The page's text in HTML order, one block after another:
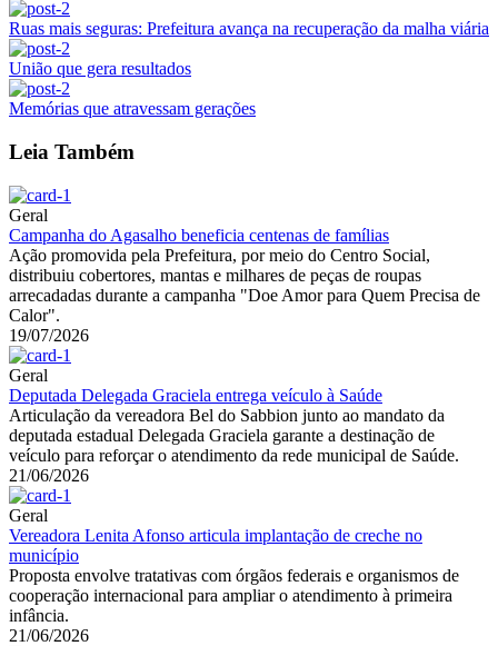
Ruas mais seguras: Prefeitura avança na recuperação da malha viária
União que gera resultados
Memórias que atravessam gerações
Leia Também
Geral
Campanha do Agasalho beneficia centenas de famílias
Ação promovida pela Prefeitura, por meio do Centro Social,
distribuiu cobertores, mantas e milhares de peças de roupas
arrecadadas durante a campanha "Doe Amor para Quem Precisa de
Calor".
19/07/2026
Geral
Deputada Delegada Graciela entrega veículo à Saúde
Articulação da vereadora Bel do Sabbion junto ao mandato da
deputada estadual Delegada Graciela garante a destinação de
veículo para reforçar o atendimento da rede municipal de Saúde.
21/06/2026
Geral
Vereadora Lenita Afonso articula implantação de creche no
município
Proposta envolve tratativas com órgãos federais e organismos de
cooperação internacional para ampliar o atendimento à primeira
infância.
21/06/2026